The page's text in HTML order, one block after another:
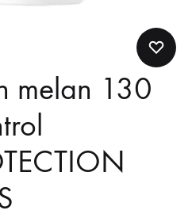
melan 130